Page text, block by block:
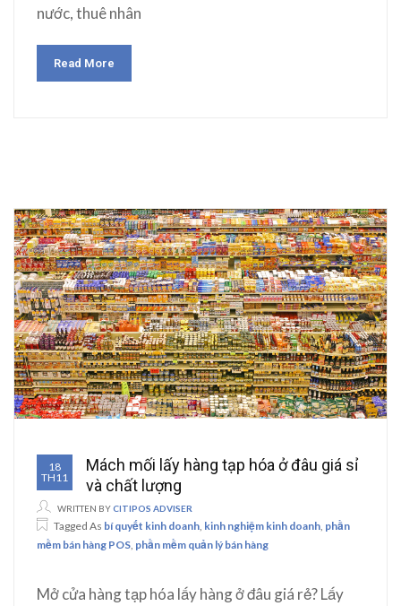
nước, thuê nhân
Read More
18
TH11
Mách mối lấy hàng tạp hóa ở đâu giá sỉ
và chất lượng
WRITTEN BYCITIPOS ADVISER
Tagged As bí quyết kinh doanh, kinh nghiệm kinh doanh, phần
mềm bán hàng POS, phần mềm quản lý bán hàng
Mở cửa hàng tạp hóa lấy hàng ở đâu giá rẻ? Lấy